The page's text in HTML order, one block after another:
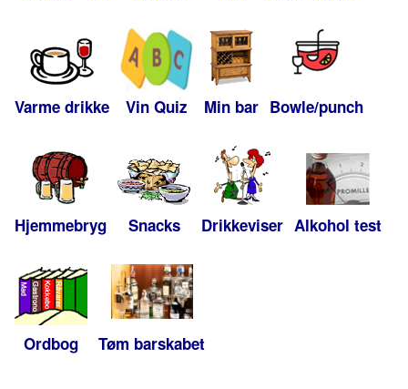
Varme drikke Vin Quiz Min bar Bowle/punch
Hjemmebryg Snacks Drikkeviser Alkohol test
Ordbog Tøm barskabet